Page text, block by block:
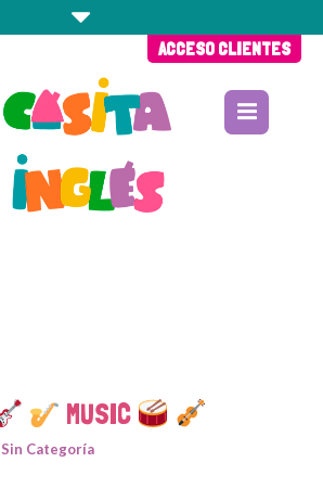
ACCESO CLIENTES
MUSIC
Sin Categoría